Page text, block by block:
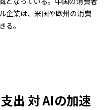
企業は、米国や欧州の消費
る。
出 対AIの加速